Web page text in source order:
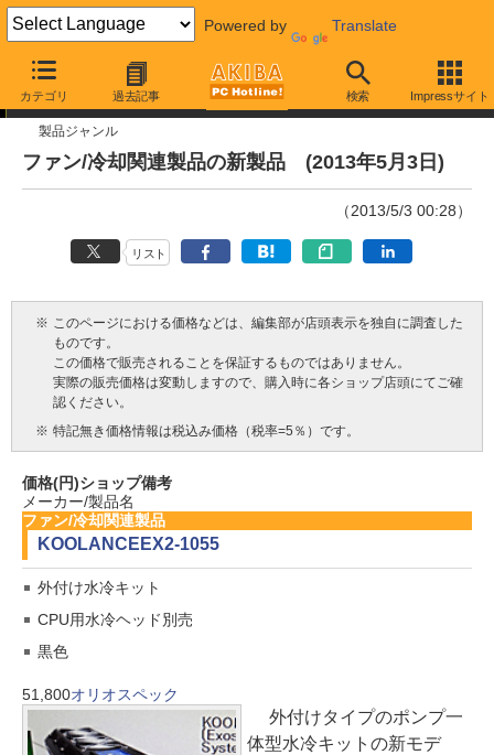
Powered by Translate
カテゴリ 過去記事 検索 Impressサイト
今週見つけた新製品
製品ジャンル
ファン/冷却関連製品の新製品 (2013年5月3日)
（2013/5/3 00:28）
リスト
※ このページにおける価格などは、編集部が店頭表示を独自に調査した
ものです。
この価格で販売されることを保証するものではありません。
実際の販売価格は変動しますので、購入時に各ショップ店頭にてご確
認ください。
※ 特記無き価格情報は税込み価格（税率=5％）です。
価格(円)ショップ備考
メーカー/製品名
ファン/冷却関連製品
KOOLANCE EX2-1055
外付け水冷キット
CPU用水冷ヘッド別売
黒色
51,800オリオスペック
外付けタイプのポンプ一
体型水冷キットの新モデ